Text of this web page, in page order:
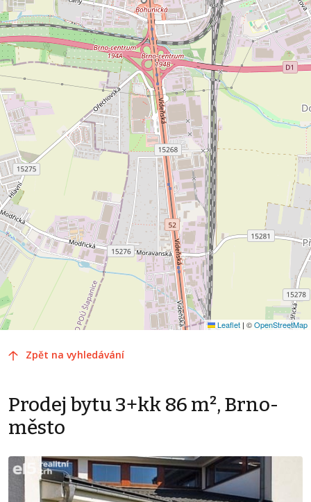
Leaflet | ©OpenStreetMap
Zpět na vyhledávání
Prodej bytu 3+kk 86 m², Brno-
město